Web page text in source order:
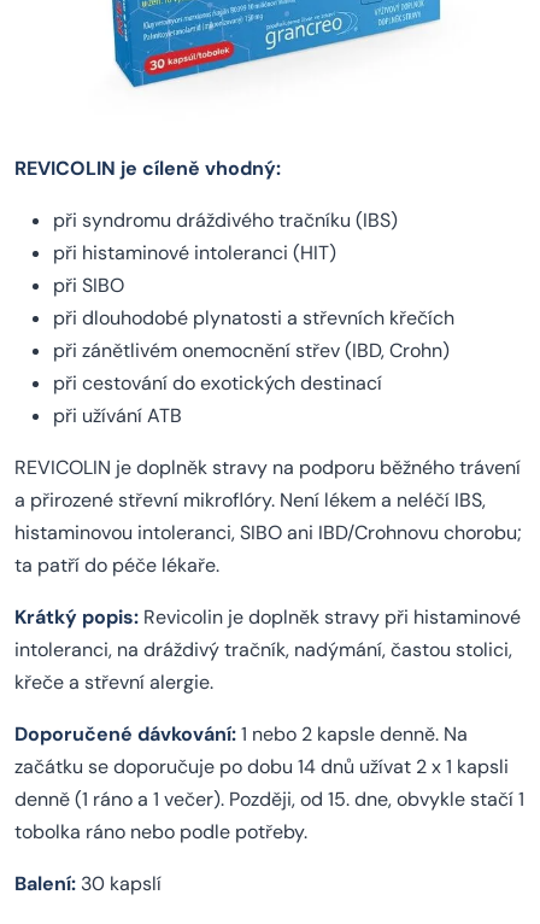
REVICOLIN je cíleně vhodný:
při syndromu dráždivého tračníku (IBS)
při histaminové intoleranci (HIT)
při SIBO
při dlouhodobé plynatosti a střevních křečích
při zánětlivém onemocnění střev (IBD, Crohn)
při cestování do exotických destinací
při užívání ATB
REVICOLIN je doplněk stravy na podporu běžného trávení
a přirozené střevní mikroflóry. Není lékem a neléčí IBS,
histaminovou intoleranci, SIBO ani IBD/Crohnovu chorobu;
ta patří do péče lékaře.
Krátký popis: Revicolin je doplněk stravy při histaminové
intoleranci, na dráždivý tračník, nadýmání, častou stolici,
křeče a střevní alergie.
Doporučené dávkování:1 nebo 2 kapsle denně. Na
začátku se doporučuje po dobu 14 dnů užívat 2 x 1 kapsli
denně (1 ráno a 1 večer). Později, od 15. dne, obvykle stačí 1
tobolka ráno nebo podle potřeby.
Balení: 30 kapslí